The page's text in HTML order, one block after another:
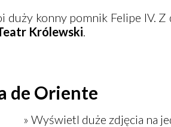
duży konny pomnik Felipe IV.
Królewski.
de Oriente
» Wyświetl duże zdjęcia na